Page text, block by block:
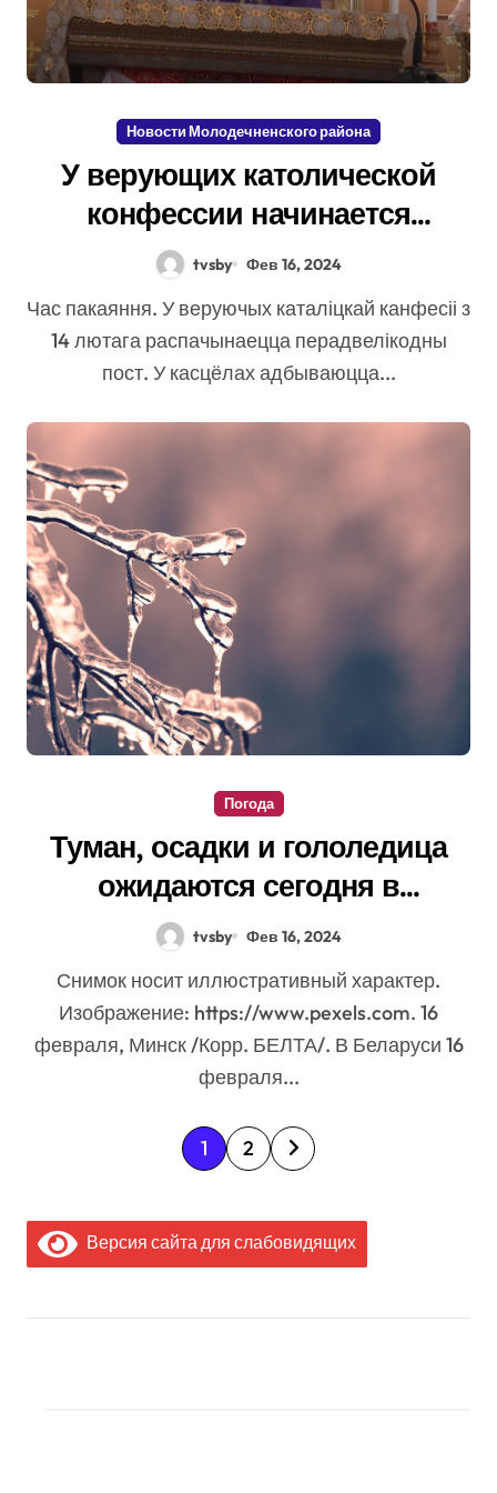
Новости Молодечненского района
У верующих католической
конфессии начинается
предпасхальный пост
tvsby Фев 16, 2024
Час пакаяння. У веруючых каталіцкай канфесіі з
14 лютага распачынаецца перадвелікодны
пост. У касцёлах адбываюцца...
Погода
Туман, осадки и гололедица
ожидаются сегодня в
Беларуси
tvsby Фев 16, 2024
Снимок носит иллюстративный характер.
Изображение: https://www.pexels.com. 16
февраля, Минск /Корр. БЕЛТА/. В Беларуси 16
февраля...
П
г
н
1 2
Версия сайта для слабовидящих